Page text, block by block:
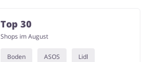
Top 30
Shops im August
Boden ASOS Lidl